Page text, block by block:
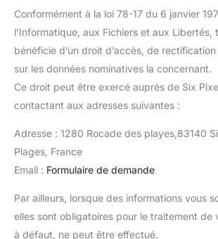
Conformément à la loi 78-17 du 6 janvier
l’Informatique, aux Fichiers et aux Libertés,
bénéficie d’un droit d’accès, de
sur les données nominatives la concernant.
Ce droit peut être exercé auprès de Six
contactant aux adresses suivantes :
Adresse : 1280 Rocade des playes,83140
Plages, France
Email : Formulaire de demande
Par ailleurs, lorsque des informations vous
elles sont obligatoires pour le traitement de
à défaut, ne peut être effectué.